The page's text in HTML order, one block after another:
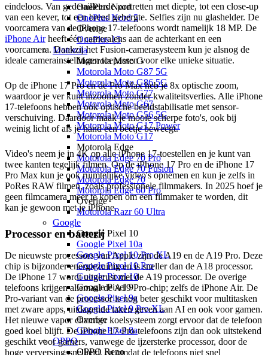
OnePlus Nord
OnePlus Nord 5
Overige
OnePlus 15
Motorola
Motorola Moto G
Motorola Moto G87 5G
Motorola Moto G86 5G
Motorola Moto G77
Motorola Moto G67
Motorola Moto G56 5G
Motorola Moto G17 Power
Motorola Moto G17
Motorola Edge
Motorola Edge 70 Pro
Motorola Edge 70 Fusion
Motorola Edge 70
Motorola Edge 60 Pro
Overige
Motorola Razr 60 Ultra
Google
Google Pixel 10
Google Pixel 10a
Google Pixel 10 Pro XL
Google Pixel 10 Pro
Google Pixel 10
Google Pixel 9
Google Pixel 9a
Google Pixel 9 Pro XL
Overige
Google Pixel 8a
OPPO
OPPO Reno
eindeloos. Van gedetailleerde portretten met diepte, tot een close-up
van een kever, tot een breed gebergte. Selfies zijn nu glashelder. De
voorcamera van de iPhone 17-telefoons wordt namelijk 18 MP. De
iPhone Airheeft één cameralens aan de achterkant en een
voorcamera. Dankzij het Fusion-camerasysteem kun je alsnog de
ideale camerainstellingen toepassen voor elke unieke situatie.
Op de iPhone 17 Pro en de Pro Max heb je 8x optische zoom,
waardoor je ver kunt inzoomen zonder kwaliteitsverlies. Alle iPhone
17-telefoons hebben ook optische beeldstabilisatie met sensor-
verschuiving. Daardoor maak je mooie scherpe foto's, ook bij
weinig licht of als je hand een beetje beweegt.
Video's neem je in 4K op alle iPhone 17-toestellen en je kunt van
twee kanten tegelijk filmen. Op de iPhone 17 Pro en de iPhone 17
Pro Max kun je ook ruimtelijke video's opnemen en kun je zelfs in
PoRes RAW filmen, zoals professionele filmmakers. In 2025 hoef je
geen filmcamera meer te kopen om een filmmaker te worden, dit
kan je gewoon met je iPhone.
Processor en batterij
De nieuwste processors van Apple zijn de A19 en de A19 Pro. Deze
chip is bijzonder energiezuinig en is sneller dan de A18 processor.
De iPhone 17 wordt uitgerust met de A19 processor. De overige
telefoons krijgen allemaal de A19 Pro-chip; zelfs de iPhone Air. De
Pro-variant van de processor is nog beter geschikt voor multitasken
met zware apps, uitdagende taken geven aan AI en ook voor gamen.
Het nieuwe vapor chamber koelsysteem zorgt ervoor dat de telefoon
goed koel blijft. De iPhone 17-Pro-telefoons zijn dan ook uitstekend
geschikt voor gamers, vanwege de ijzersterke processor, door de
hoge verversingssnelheid, en omdat de telefoons niet snel